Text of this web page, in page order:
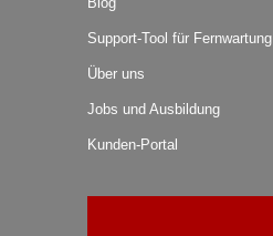
Support-Tool für Fernwartung
Über uns
Jobs und Ausbildung
Kunden-Portal